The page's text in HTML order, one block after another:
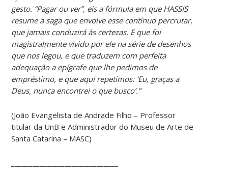
gesto. “Pagar ou ver”, eis a fórmula em que HASSIS
resume a saga que envolve esse contínuo percrutar,
que jamais conduzirá às certezas. E que foi
magistralmente vivido por ele na série de desenhos
que nos legou, e que traduzem com perfeita
adequação a epígrafe que lhe pedimos de
empréstimo, e que aqui repetimos: ‘Eu, graças a
Deus, nunca encontrei o que busco’.”
(João Evangelista de Andrade Filho – Professor
titular da UnB e Administrador do Museu de Arte de
Santa Catarina – MASC)